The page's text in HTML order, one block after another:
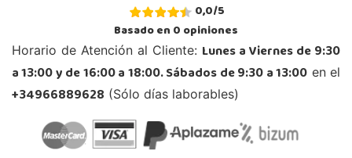
0,0/5
Basado en0opiniones
Horario de Atención al Cliente: Lunes a Viernes de 9:30
a 13:00 y de 16:00 a 18:00. Sábados de 9:30 a 13:00 en el
+34966889628 (Sólo días laborables)